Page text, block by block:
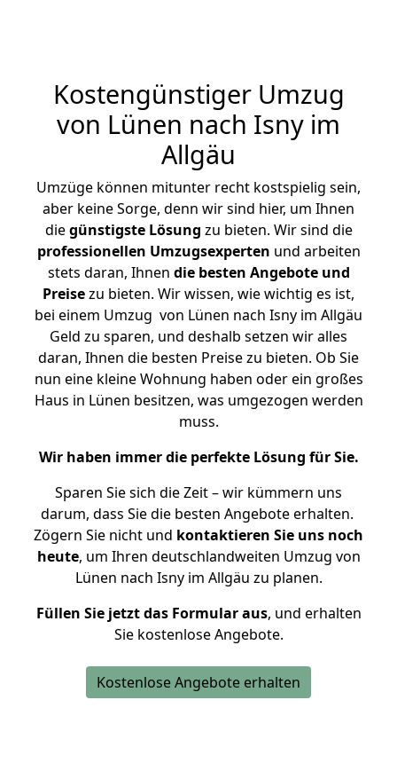
Kostengünstiger Umzug
von Lünen nach Isny im
Allgäu
Umzüge können mitunter recht kostspielig sein,
aber keine Sorge, denn wir sind hier, um Ihnen
diegünstigste Lösung zu bieten. Wir sind die
professionellen Umzugsexperten und arbeiten
stets daran, Ihnen die besten Angebote und
Preisezu bieten. Wir wissen, wie wichtig es ist,
bei einem Umzug von Lünen nach Isny im Allgäu
Geld zu sparen, und deshalb setzen wir alles
daran, Ihnen die besten Preise zu bieten. Ob Sie
nun eine kleine Wohnung haben oder ein großes
Haus in Lünen besitzen, was umgezogen werden
muss.
Wir haben immer die perfekte Lösung für Sie.
Sparen Sie sich die Zeit – wir kümmern uns
darum, dass Sie die besten Angebote erhalten.
Zögern Sie nicht und kontaktieren Sie uns noch
heute, um Ihren deutschlandweiten Umzug von
Lünen nach Isny im Allgäu zu planen.
Füllen Sie jetzt das Formular aus, und erhalten
Sie kostenlose Angebote.
Kostenlose Angebote erhalten